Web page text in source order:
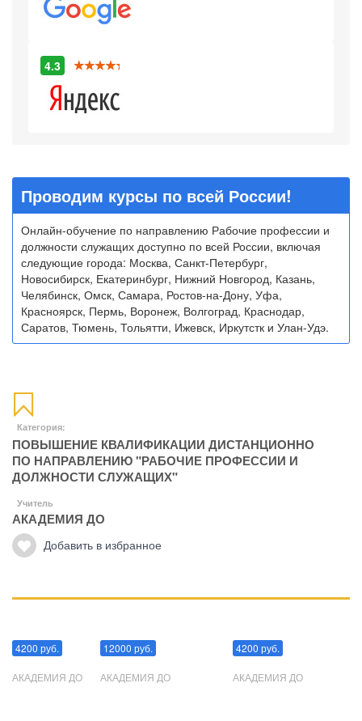
4.3
Проводим курсы по всей России!
Онлайн-обучение по направлению Рабочие профессии и
должности служащих доступно по всей России, включая
следующие города: Москва, Санкт-Петербург,
Новосибирск, Екатеринбург, Нижний Новгород, Казань,
Челябинск, Омск, Самара, Ростов-на-Дону, Уфа,
Красноярск, Пермь, Воронеж, Волгоград, Краснодар,
Саратов, Тюмень, Тольятти, Ижевск, Иркутстк и Улан-Удэ.
Категория:
ПОВЫШЕНИЕ КВАЛИФИКАЦИИ ДИСТАНЦИОННО
ПО НАПРАВЛЕНИЮ "РАБОЧИЕ ПРОФЕССИИ И
ДОЛЖНОСТИ СЛУЖАЩИХ"
Учитель
АКАДЕМИЯ ДО
Добавить в избранное
4200 руб.
АКАДЕМИЯ ДО
12000 руб.
АКАДЕМИЯ ДО
4200 руб.
АКАДЕМИЯ ДО